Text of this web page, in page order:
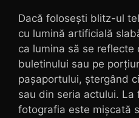
Dacă folosești blitz-ul
cu lumină artificială
ca lumina să se reflecte
buletinului sau pe
pașaportului, ștergând
sau din seria actului.
fotografia este mișcată